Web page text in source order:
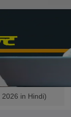
2026 in Hindi)